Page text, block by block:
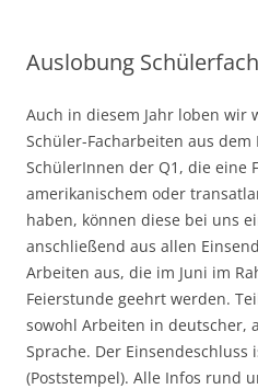
Auslobung
Auch in diesem Jahr loben wir
Schüler-Facharbeiten aus dem
SchülerInnen der Q1, die eine
amerikanischem oder
haben, können diese bei uns
anschließend aus allen
Arbeiten aus, die im Juni im
Feierstunde geehrt werden.
sowohl Arbeiten in deutscher,
Sprache. Der Einsendeschluss
(Poststempel). Alle Infos rund